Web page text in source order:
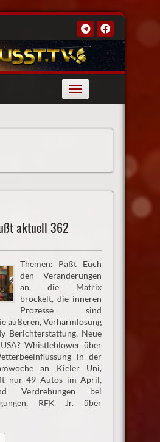
Toggle
navigation
aktuell 362
Themen: Paßt Euch
den Veränderungen
an, die Matrix
bröckelt, die inneren
Prozesse sind
äußeren, Verharmlosung
Berichterstattung, Neue
Whistleblower über
in der
an Kieler Uni,
nur 49 Autos im April,
Verdrehungen bei
RFK Jr. über